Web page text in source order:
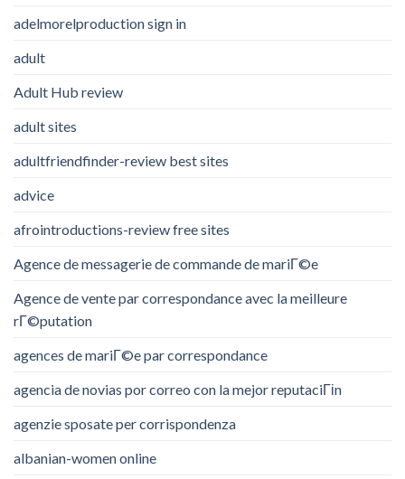
adelmorelproduction sign in
adult
Adult Hub review
adult sites
adultfriendfinder-review best sites
advice
afrointroductions-review free sites
Agence de messagerie de commande de mariГ©e
Agence de vente par correspondance avec la meilleure
rГ©putation
agences de mariГ©e par correspondance
agencia de novias por correo con la mejor reputaciГіn
agenzie sposate per corrispondenza
albanian-women online